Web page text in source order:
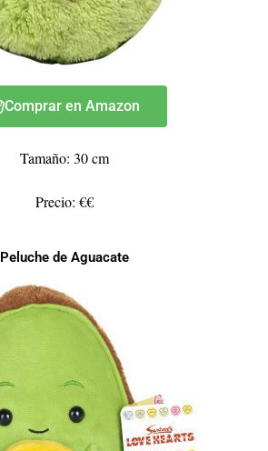
Comprar en Amazon
Tamaño: 30 cm
Precio: €€
Peluche de Aguacate